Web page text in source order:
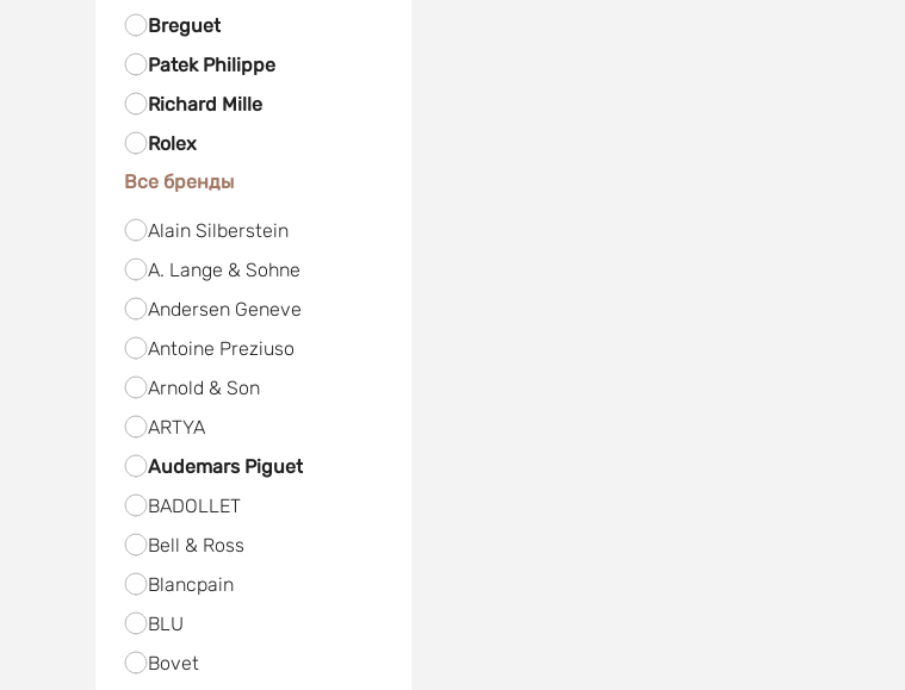
Breguet
Patek Philippe
Richard Mille
Rolex
Все бренды
Alain Silberstein
A. Lange & Sohne
Andersen Geneve
Antoine Preziuso
Arnold & Son
ARTYA
Audemars Piguet
BADOLLET
Bell & Ross
Blancpain
BLU
Bovet